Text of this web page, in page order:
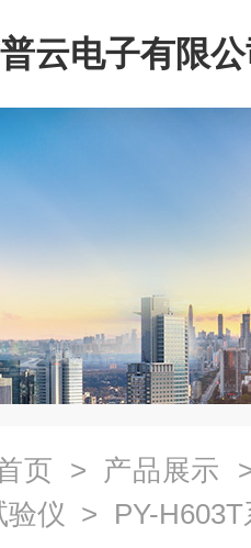
云电子有限
页 > 产品展示
验仪 > PY-